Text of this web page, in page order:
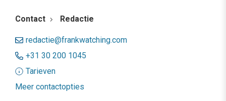
Contact Redactie
redactie@frankwatching.com
+31 30 200 1045
Tarieven
Meer contactopties